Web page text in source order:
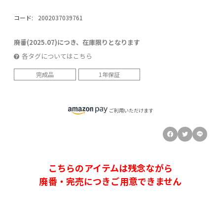
コード: 2002037039761
廃番(2025.07)につき、在庫限りとなります
各タグについてはこちら
完成品 1年保証
ご利用いただけます
こちらのアイテムは残念ながら
廃番・完売につきご用意できません